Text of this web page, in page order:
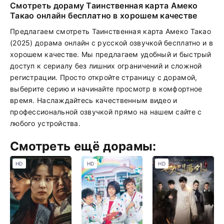
Смотреть дораму Таинственная карта Амеко
Такао онлайн бесплатно в хорошем качестве
Предлагаем смотреть Таинственная карта Амеко Такао
(2025) дорама онлайн с русской озвучкой бесплатно и в
хорошем качестве. Мы предлагаем удобный и быстрый
доступ к сериалу без лишних ограничений и сложной
регистрации. Просто откройте страницу с дорамой,
выберите серию и начинайте просмотр в комфортное
время. Наслаждайтесь качественным видео и
профессиональной озвучкой прямо на нашем сайте с
любого устройства.
Смотреть ещё дорамы:
HD HD HD